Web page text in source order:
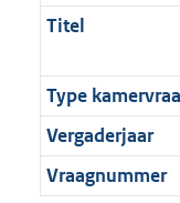
Titel
Type
Vergaderjaar
Vraagnummer